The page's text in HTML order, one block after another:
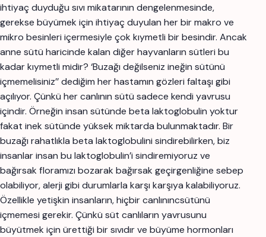
ihtiyaç duyduğu sıvı mikatarının dengelenmesinde,
gerekse büyümek için ihtiyaç duyulan her bir makro ve
mikro besinleri içermesiyle çok kıymetli bir besindir. Ancak
anne sütü haricinde kalan diğer hayvanların sütleri bu
kadar kıymetli midir? ‘Buzağı değilseniz ineğin sütünü
içmemelisiniz’’ dediğim her hastamın gözleri faltaşı gibi
açılıyor. Çünkü her canlının sütü sadece kendi yavrusu
içindir. Örneğin insan sütünde beta laktoglobulin yoktur
fakat inek sütünde yüksek miktarda bulunmaktadır. Bir
buzağı rahatlıkla beta laktoglobulini sindirebilirken, biz
insanlar insan bu laktoglobulin’i sindiremiyoruz ve
bağırsak floramızı bozarak bağırsak geçirgenliğine sebep
olabiliyor, alerji gibi durumlarla karşı karşıya kalabiliyoruz.
Özellikle yetişkin insanların, hiçbir canlınıncsütünü
içmemesi gerekir. Çünkü süt canlıların yavrusunu
büyütmek için ürettiği bir sıvıdır ve büyüme hormonları